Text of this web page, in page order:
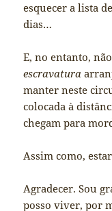
esquecer a lista
dias…
E, no entanto,
escravatura
manter neste
colocada à
chegam para
Assim como,
Agradecer. Sou
posso viver, por